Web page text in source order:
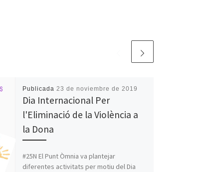
Publicada 23 de noviembre de 2019
Dia Internacional Per
l'Eliminació de la Violència a
la Dona
#25N El Punt Òmnia va plantejar
diferentes activitats per motiu del Dia